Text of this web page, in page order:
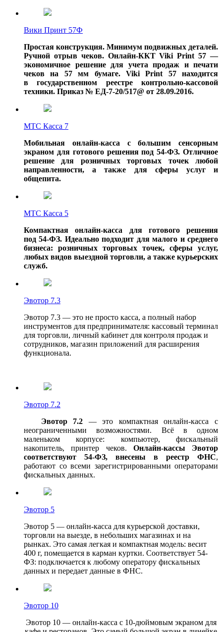
Вики Принт 57Ф
Простая конструкция. Минимум подвижных деталей.
Ручной отрыв чеков. Онлайн-ККТ Viki Print 57 —
экономичное решение для учета продаж и печати
чеков на 57 мм бумаге. Viki Print 57 находится
в государственном реестре контрольно-кассовой
техники. Приказ № ЕД-7-20/517@ от 28.09.2016.
МТС Касса 7
Мобильная онлайн-касса с большим сенсорным
экраном для готового решения под 54-ФЗ. Отличное
решение для розничных торговых точек любой
направленности, а также для сферы услуг и
общепита.
MТС Касса 5
Компактная онлайн-касса для готового решения
под54-ФЗ. Идеально подходит для малого и среднего
бизнеса: розничных торговых точек, сферы услуг,
любых видов выездной торговли, а также курьерских
служб.
Эвотор 7.3
Эвотор 7.3 — это не просто касса, а полный набор
инструментов для предпринимателя: кассовый терминал
для торговли, личный кабинет для контроля продаж и
сотрудников, магазин приложений для расширения
функционала.
Эвотор 7.2
Эвотор 7.2 — это компактная онлайн-касса с
неограниченными возможностями. Всё в одном
маленьком корпусе: компьютер, фискальный
накопитель, принтер чеков. Онлайн-кассы Эвотор
соответствуют 54-ФЗ, внесены в реестр ФНС,
работают со всеми зарегистрированными операторами
фискальных данных.
Эвотор 5
Эвотор 5 — онлайн-касса для курьерской доставки,
торговли на выезде, в небольших магазинах и на
рынках. Это самая легкая и компактная модель: весит
400 г, помещается в карман куртки. Соответствует 54-
ФЗ: подключается к любому оператору фискальных
данных и передает данные в ФНС.
Эвотор 10
Эвотор 10 — онлайн-касса с 10-дюймовым экраном для